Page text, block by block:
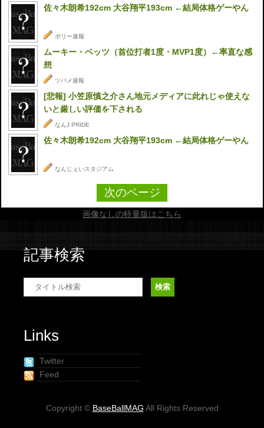
佐々木朗希192cm 大谷翔平193cm ←結局体格ゲーやん
ポリー速報
ムーキー・ベッツ（首位打者1度・MVP1度）←率直な感
想
ツバメ速報
[悲報] 小笠原慎之介さん地元メディアに此れじゃ使えな
いと厳しい評価を下される
なんJ PRIDE
佐々木朗希192cm 大谷翔平193cm ←結局体格ゲーやん
なんじぇいスタジアム
次のページ
画像なしの軽量版はこちら
記事検索
Links
Twitter
Feed
Copyright © BaseBallMAG All Rights Reserved